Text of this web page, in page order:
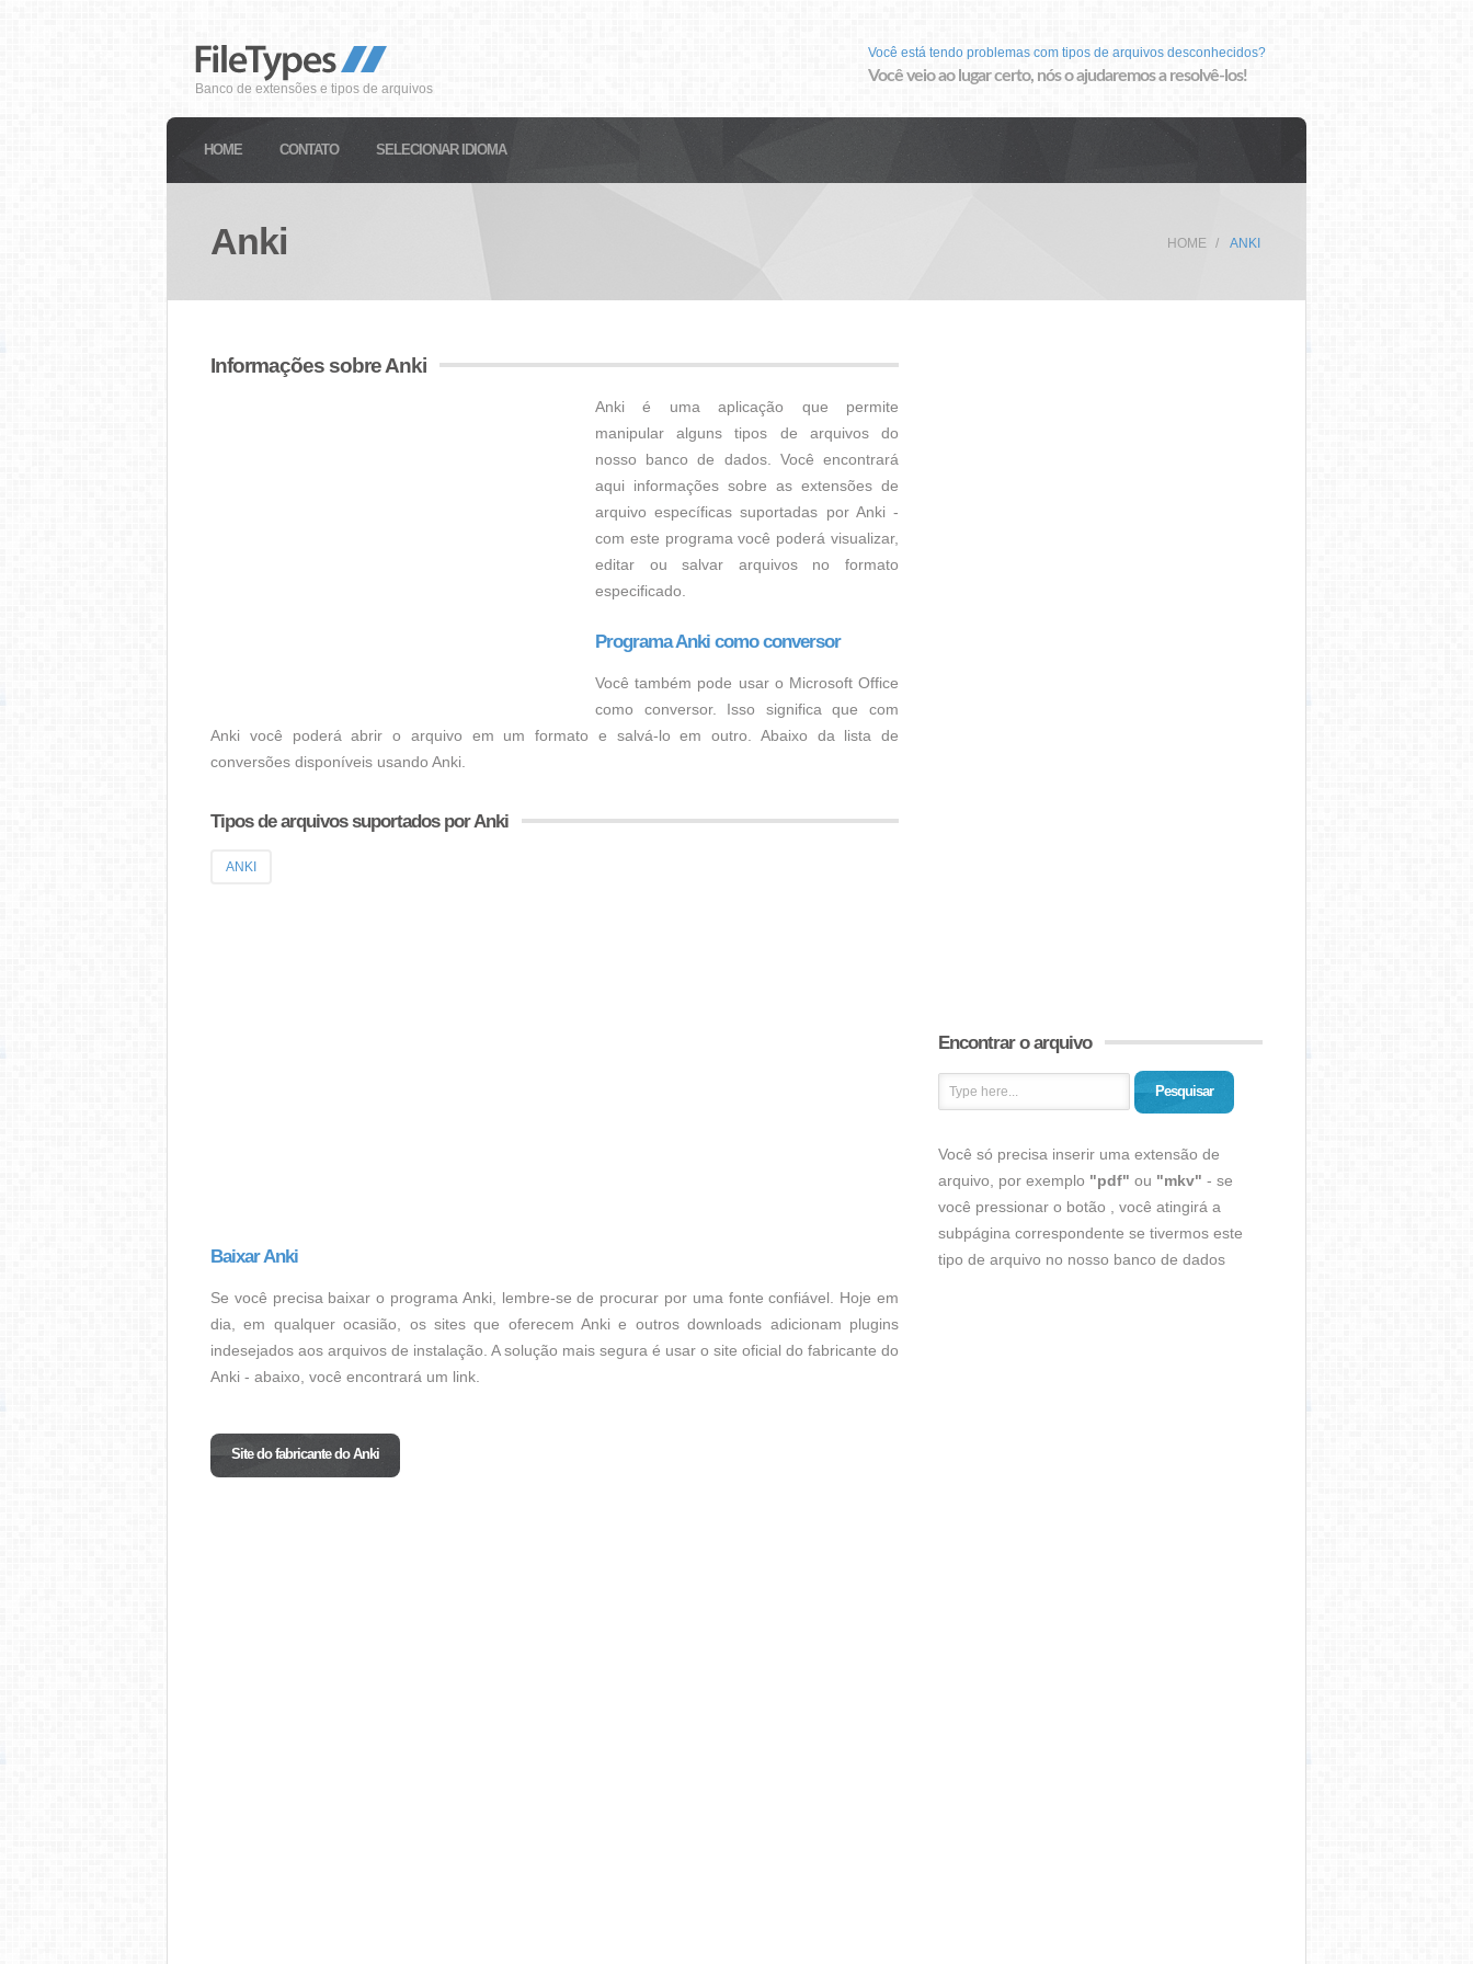
Banco de extensões e tipos de arquivos
Você está tendo problemas com tipos de arquivos desconhecidos?
Você veio ao lugar certo, nós o ajudaremos a resolvê-los!
HOME CONTATO SELECIONAR IDIOMA
Anki HOME ANKI
Informações sobre Anki
Anki é uma aplicação que permite
manipular alguns tipos de arquivos do
nosso banco de dados. Você encontrará
aqui informações sobre as extensões de
arquivo específicas suportadas por Anki -
com este programa você poderá visualizar,
editar ou salvar arquivos no formato
especificado.
Programa Anki como conversor
Você também pode usar o Microsoft Office
como conversor. Isso significa que com
Anki você poderá abrir o arquivo em um formato e salvá-lo em outro. Abaixo da lista de
conversões disponíveis usando Anki.
Tipos de arquivos suportados por Anki
ANKI
Baixar Anki
Se você precisa baixar o programa Anki, lembre-se de procurar por uma fonte confiável. Hoje em
dia, em qualquer ocasião, os sites que oferecem Anki e outros downloads adicionam plugins
indesejados aos arquivos de instalação. A solução mais segura é usar o site oficial do fabricante do
Anki - abaixo, você encontrará um link.
Site do fabricante do Anki
Encontrar o arquivo
Pesquisar
Você só precisa inserir uma extensão de
arquivo, por exemplo "pdf" ou "mkv" - se
você pressionar o botão , você atingirá a
subpágina correspondente se tivermos este
tipo de arquivo no nosso banco de dados